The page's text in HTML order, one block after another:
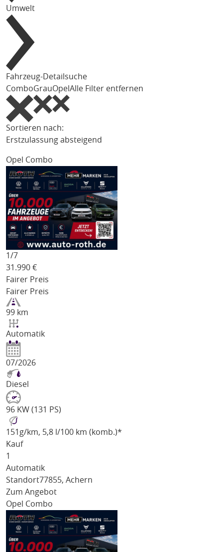
Umwelt
Fahrzeug-Detailsuche
ComboGrauOpelAlle Filter entfernen
Sortieren nach:
Erstzulassung absteigend
Opel Combo
1/7
31.990 €
Fairer Preis
Fairer Preis
99 km
Automatik
07/2026
Diesel
96 KW (131 PS)
151 g/km, 5,8 l/100 km (komb.)*
Kauf
1
Automatik
Standort77855, Achern
Zum Angebot
Opel Combo